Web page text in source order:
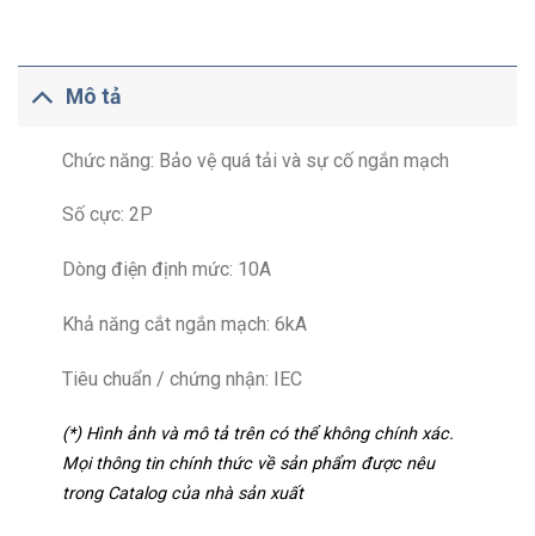
Mô tả
Chức năng: Bảo vệ quá tải và sự cố ngắn mạch
Số cực: 2P
Dòng điện định mức: 10A
Khả năng cắt ngắn mạch: 6kA
Tiêu chuẩn / chứng nhận: IEC
(*) Hình ảnh và mô tả trên có thể không chính xác.
Mọi thông tin chính thức về sản phẩm được nêu
trong Catalog của nhà sản xuất